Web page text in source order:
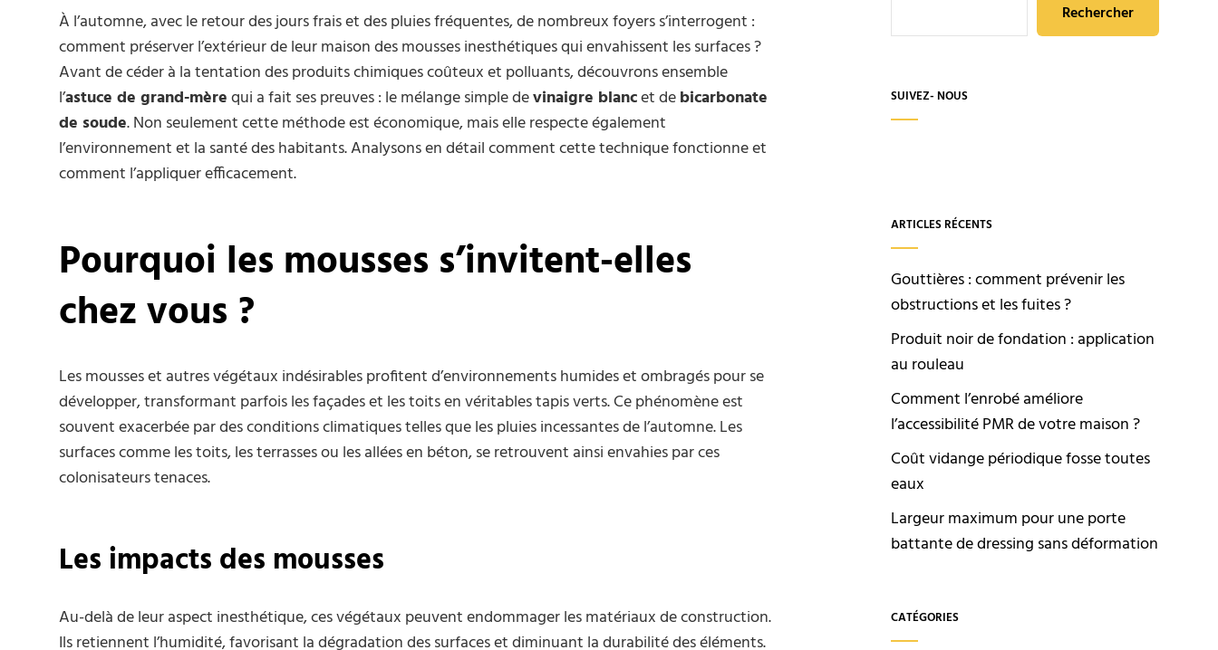
À l’automne, avec le retour des jours frais et des pluies fréquentes, de nombreux foyers s’interrogent :
comment préserver l’extérieur de leur maison des mousses inesthétiques qui envahissent les surfaces ?
Avant de céder à la tentation des produits chimiques coûteux et polluants, découvrons ensemble
l’astuce de grand-mèrequi a fait ses preuves : le mélange simple devinaigre blancet debicarbonate
de soude. Non seulement cette méthode est économique, mais elle respecte également
l’environnement et la santé des habitants. Analysons en détail comment cette technique fonctionne et
comment l’appliquer efficacement.
Pourquoi les mousses s’invitent-elles
chez vous ?
Les mousses et autres végétaux indésirables profitent d’environnements humides et ombragés pour se
développer, transformant parfois les façades et les toits en véritables tapis verts. Ce phénomène est
souvent exacerbée par des conditions climatiques telles que les pluies incessantes de l’automne. Les
surfaces comme les toits, les terrasses ou les allées en béton, se retrouvent ainsi envahies par ces
colonisateurs tenaces.
Les impacts des mousses
Au-delà de leur aspect inesthétique, ces végétaux peuvent endommager les matériaux de construction.
Ils retiennent l’humidité, favorisant la dégradation des surfaces et diminuant la durabilité des éléments.
Rechercher
SUIVEZ- NOUS
ARTICLES RÉCENTS
Gouttières : comment prévenir les
obstructions et les fuites ?
Produit noir de fondation : application
au rouleau
Comment l’enrobé améliore
l’accessibilité PMR de votre maison ?
Coût vidange périodique fosse toutes
eaux
Largeur maximum pour une porte
battante de dressing sans déformation
CATÉGORIES